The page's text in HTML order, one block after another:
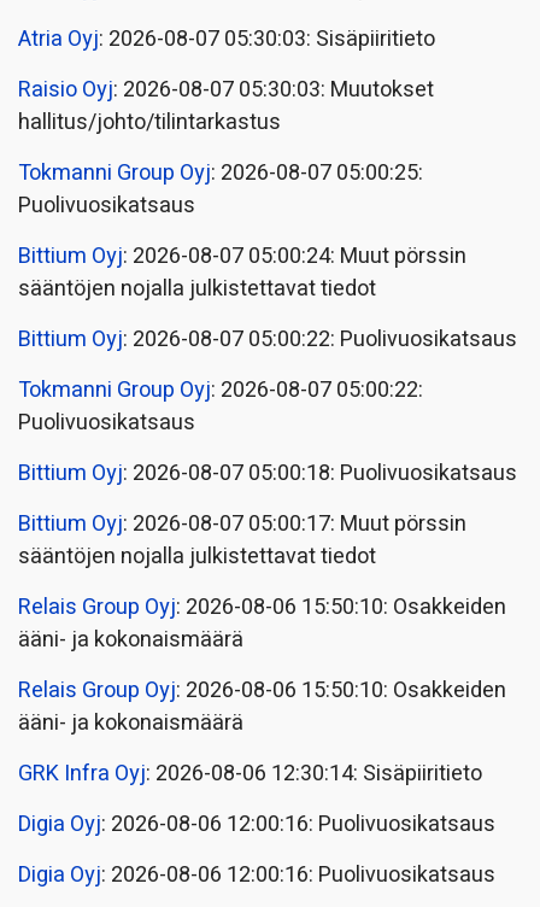
Atria Oyj: 2026-08-07 05:30:03: Sisäpiiritieto
Raisio Oyj: 2026-08-07 05:30:03: Muutokset
hallitus/johto/tilintarkastus
Tokmanni Group Oyj: 2026-08-07 05:00:25:
Puolivuosikatsaus
Bittium Oyj: 2026-08-07 05:00:24: Muut pörssin
sääntöjen nojalla julkistettavat tiedot
Bittium Oyj: 2026-08-07 05:00:22: Puolivuosikatsaus
Tokmanni Group Oyj: 2026-08-07 05:00:22:
Puolivuosikatsaus
Bittium Oyj: 2026-08-07 05:00:18: Puolivuosikatsaus
Bittium Oyj: 2026-08-07 05:00:17: Muut pörssin
sääntöjen nojalla julkistettavat tiedot
Relais Group Oyj: 2026-08-06 15:50:10: Osakkeiden
ääni- ja kokonaismäärä
Relais Group Oyj: 2026-08-06 15:50:10: Osakkeiden
ääni- ja kokonaismäärä
GRK Infra Oyj: 2026-08-06 12:30:14: Sisäpiiritieto
Digia Oyj: 2026-08-06 12:00:16: Puolivuosikatsaus
Digia Oyj: 2026-08-06 12:00:16: Puolivuosikatsaus